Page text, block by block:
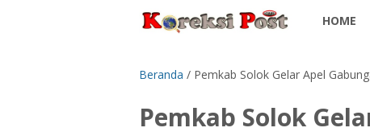
HOME
Beranda / Pemkab Solok Gelar Apel
Pemkab Solok